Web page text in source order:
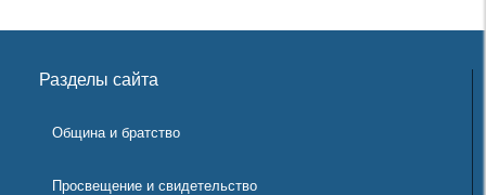
Разделы сайта
Община и братство
Просвещение и свидетельство